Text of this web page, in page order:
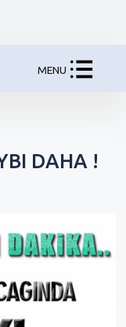
MENU
DAHA !